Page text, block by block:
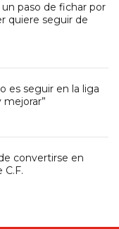
paso de fichar por
quiere seguir de
es seguir en la liga
convertirse en